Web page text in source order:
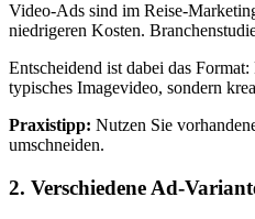
Video-Ads sind im Reise-
niedrigeren Kosten.
Entscheidend ist dabei das
typisches Imagevideo, sondern
Praxistipp: Nutzen Sie
umschneiden.
2. Verschiedene Ad-